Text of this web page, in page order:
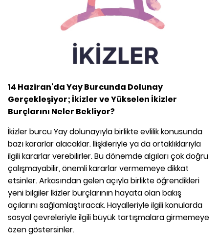
14 Haziran'da Yay Burcunda Dolunay
Gerçekleşiyor; İkizler ve Yükselen İkizler
Burçlarını Neler Bekliyor?
İkizler burcu Yay dolunayıyla birlikte evlilik konusunda
bazı kararlar alacaklar. İlişkileriyle ya da ortaklıklarıyla
ilgili kararlar verebilirler. Bu dönemde algıları çok doğru
çalışmayabilir, önemli kararlar vermemeye dikkat
etsinler. Arkasından gelen açıyla birlikte öğrendikleri
yeni bilgiler İkizler burçlarının hayata olan bakış
açılarını sağlamlaştıracak. Hayalleriyle ilgili konularda
sosyal çevreleriyle ilgili büyük tartışmalara girmemeye
özen göstersinler.